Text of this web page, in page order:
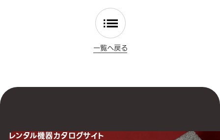
一覧へ戻る
レンタル機器カタログサイト